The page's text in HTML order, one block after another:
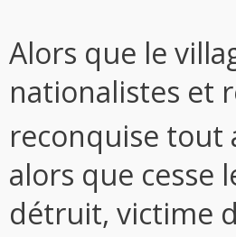
Alors que le
nationalistes et
reconquise tout
alors que cesse
détruit, victime